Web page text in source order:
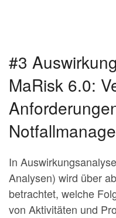
#3
MaRisk 6.0:
In
Analysen) wird über
betrachtet, welche
von Aktivitäten und